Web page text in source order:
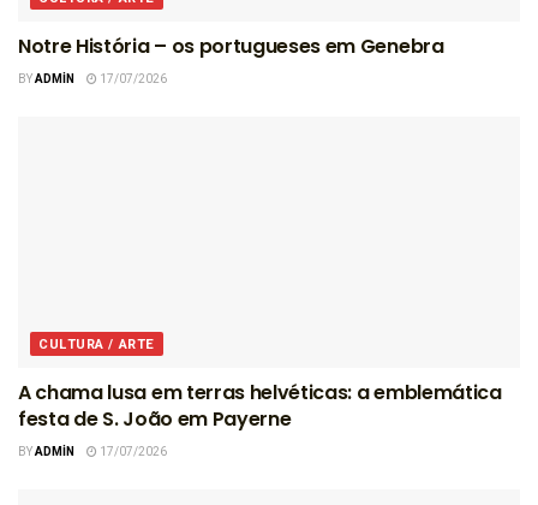
Notre História – os portugueses em Genebra
BYADMIN 17/07/2026
CULTURA / ARTE
A chama lusa em terras helvéticas: a emblemática
festa de S. João em Payerne
BYADMIN 17/07/2026